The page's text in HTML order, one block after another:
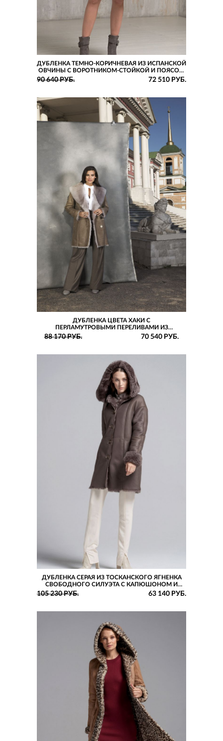
ДУБЛЕНКА ТЕМНО-КОРИЧНЕВАЯ ИЗ ИСПАНСКОЙ
ОВЧИНЫ С ВОРОТНИКОМ-СТОЙКОЙ И ПОЯСОМ
ПОЛУПРИТАЛЕННОГО СИЛУЭТА
90 640 РУБ. 72 510 РУБ.
ДУБЛЕНКА ЦВЕТА ХАКИ С
ПЕРЛАМУТРОВЫМИ ПЕРЕЛИВАМИ ИЗ
ТОСКАНСКОГО ЯГНЕНКА В СТИЛЕ
88 170 РУБ. 70 540 РУБ.
ДУБЛЕНКА СЕРАЯ ИЗ ТОСКАНСКОГО ЯГНЕНКА
СВОБОДНОГО СИЛУЭТА С КАПЮШОНОМ И
105 230 РУБ. 63 140 РУБ.